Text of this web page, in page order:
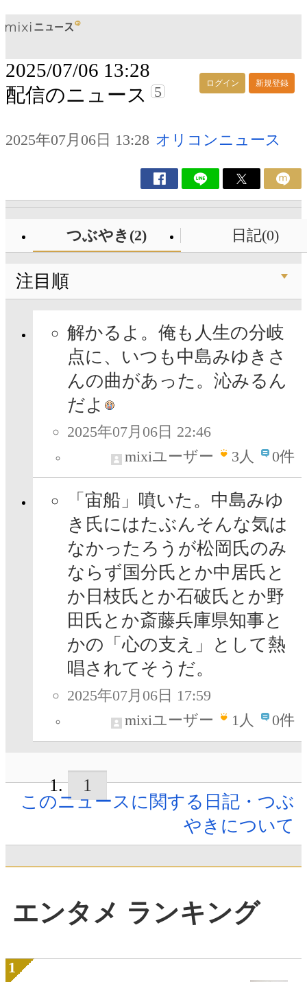
ログイン 新規登録
2025/07/06 13:28
配信のニュース
5
2025年07月06日 13:28 オリコンニュース
つぶやき(2) 日記(0)
注目順
解かるよ。俺も人生の分岐
点に、いつも中島みゆきさ
んの曲があった。沁みるん
だよ
2025年07月06日 22:46
mixiユーザー
3人 0件
「宙船」噴いた。中島みゆ
き氏にはたぶんそんな気は
なかったろうが松岡氏のみ
ならず国分氏とか中居氏と
か日枝氏とか石破氏とか野
田氏とか斎藤兵庫県知事と
かの「心の支え」として熱
唱されてそうだ。
2025年07月06日 17:59
mixiユーザー
1人 0件
1
このニュースに関する日記・つぶ
やきについて
エンタメ ランキング